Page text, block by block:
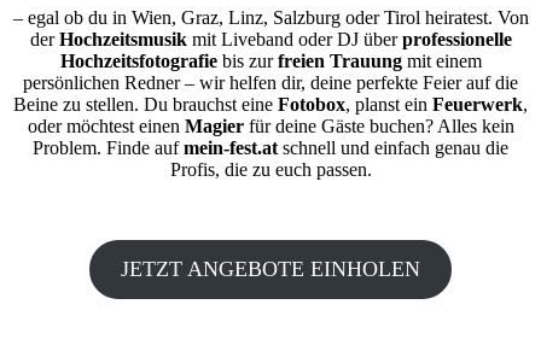
– egal ob du in Wien, Graz, Linz, Salzburg oder Tirol heiratest. Von
derHochzeitsmusikmit Liveband oder DJ überprofessionelle
Hochzeitsfotografiebis zurfreien Trauungmit einem
persönlichen Redner – wir helfen dir, deine perfekte Feier auf die
Beine zu stellen. Du brauchst eine Fotobox, planst ein Feuerwerk,
oder möchtest einen Magierfür deine Gäste buchen? Alles kein
Problem. Finde aufmein-fest.atschnell und einfach genau die
Profis, die zu euch passen.
JETZT ANGEBOTE EINHOLEN